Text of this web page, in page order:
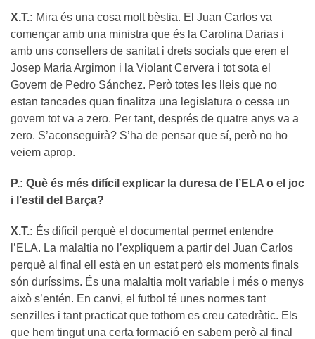
X.T.: Mira és una cosa molt bèstia. El Juan Carlos va
començar amb una ministra que és la Carolina Darias i
amb uns consellers de sanitat i drets socials que eren el
Josep Maria Argimon i la Violant Cervera i tot sota el
Govern de Pedro Sánchez. Però totes les lleis que no
estan tancades quan finalitza una legislatura o cessa un
govern tot va a zero. Per tant, després de quatre anys va a
zero. S’aconseguirà? S’ha de pensar que sí, però no ho
veiem aprop.
P.: Què és més difícil explicar la duresa de l’ELA o el joc
i l’estil del Barça?
X.T.: És difícil perquè el documental permet entendre
l’ELA. La malaltia no l’expliquem a partir del Juan Carlos
perquè al final ell està en un estat però els moments finals
són duríssims. És una malaltia molt variable i més o menys
això s’entén. En canvi, el futbol té unes normes tant
senzilles i tant practicat que tothom es creu catedràtic. Els
que hem tingut una certa formació en sabem però al final